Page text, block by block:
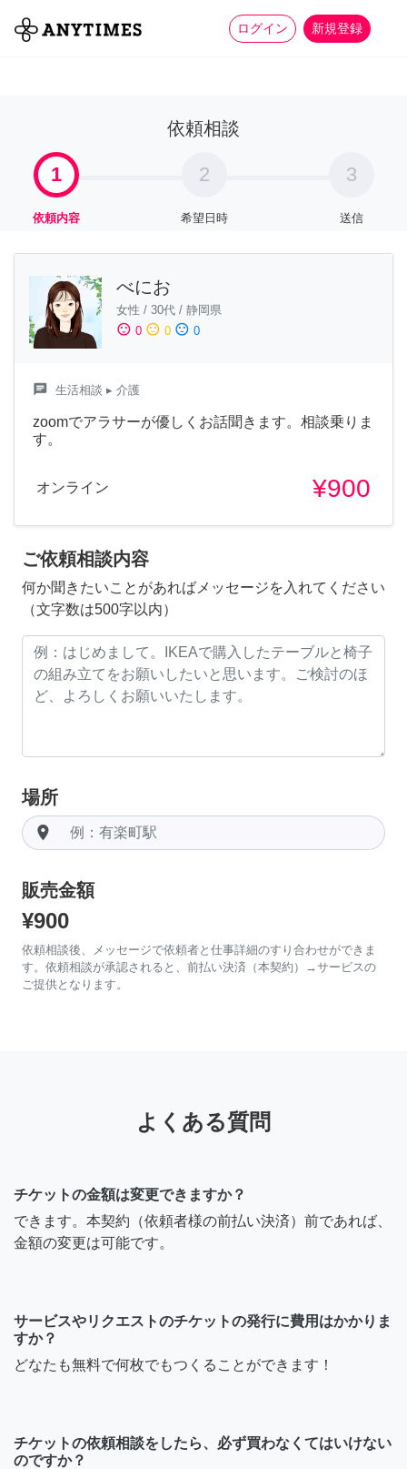
ログイン 新規登録
全て 家事 more_horiz
依頼相談
1
依頼内容
2
希望日時
3
送信
べにお
女性 / 30代 / 静岡県
sentiment_satisfied 0 sentiment_neutral 0 sentiment_dissatisfied 0
chat 生活相談 ▸ 介護
zoomでアラサーが優しくお話聞きます。相談乗りま
す。
オンライン ¥900
ご依頼相談内容
何か聞きたいことがあればメッセージを入れてください
（文字数は500字以内）
場所
room
販売金額
¥900
依頼相談後、メッセージで依頼者と仕事詳細のすり合わせができま
す。依頼相談が承認されると、前払い決済（本契約）→サービスの
ご提供となります。
よくある質問
チケットの金額は変更できますか？
できます。本契約（依頼者様の前払い決済）前であれば、
金額の変更は可能です。
サービスやリクエストのチケットの発行に費用はかかりま
すか？
どなたも無料で何枚でもつくることができます！
チケットの依頼相談をしたら、必ず買わなくてはいけない
のですか？